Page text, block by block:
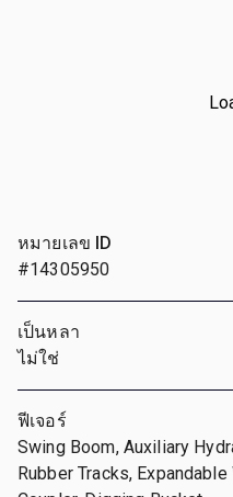
หมายเลข ID
#14305950
เป็นหลา
ไม่ใช่
ฟีเจอร์
Swing Boom, Auxiliary
Rubber Tracks,